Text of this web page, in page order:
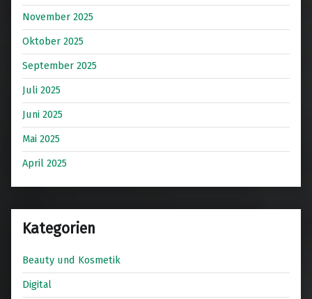
November 2025
Oktober 2025
September 2025
Juli 2025
Juni 2025
Mai 2025
April 2025
Kategorien
Beauty und Kosmetik
Digital